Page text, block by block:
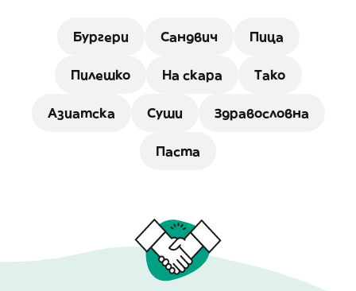
Бургери Сандвич Пица
Пилешко На скара Тако
Азиатска Суши Здравословна
Паста